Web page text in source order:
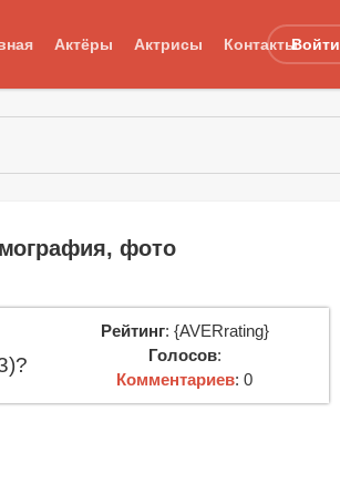
Актёры Актрисы КонтактыВойти
фото
Рейтинг: {AVERrating}
Голосов:
Комментариев: 0